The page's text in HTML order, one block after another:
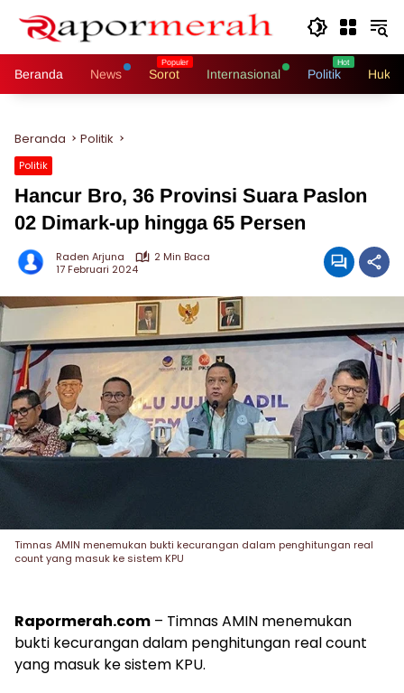
Beranda News Sorot Internasional Politik
Beranda Politik
Politik
Hancur Bro, 36 Provinsi Suara Paslon
02 Dimark-up hingga 65 Persen
Raden Arjuna
2 Min Baca
17 Februari 2024
Timnas AMIN menemukan bukti kecurangan dalam penghitungan real
count yang masuk ke sistem KPU
Rapormerah.com – Timnas AMIN menemukan
bukti kecurangan dalam penghitungan real count
yang masuk ke sistem KPU.